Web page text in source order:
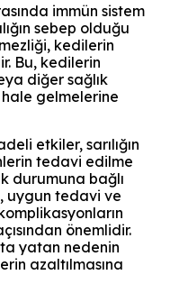
immün sistem
sebep olduğu
kedilerin
Bu, kedilerin
diğer sağlık
hale gelmelerine
etkiler, sarılığın
tedavi edilme
durumuna bağlı
uygun tedavi ve
önemlidir.
yatan nedenin
azaltılmasına